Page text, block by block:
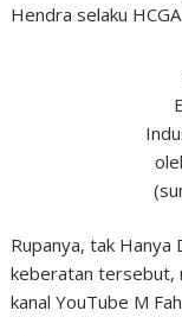
Hendra selaku
Rupanya, tak Hanya
keberatan tersebut,
kanal YouTube M